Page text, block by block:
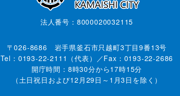
法人番号：8000020032115
〒026-8686 岩手県釜石市只越町3丁目9番13号
Tel：0193-22-2111（代表）／Fax：0193-22-2686
開庁時間：8時30分から17時15分
（土日祝日および12月29日～1月3日を除く）